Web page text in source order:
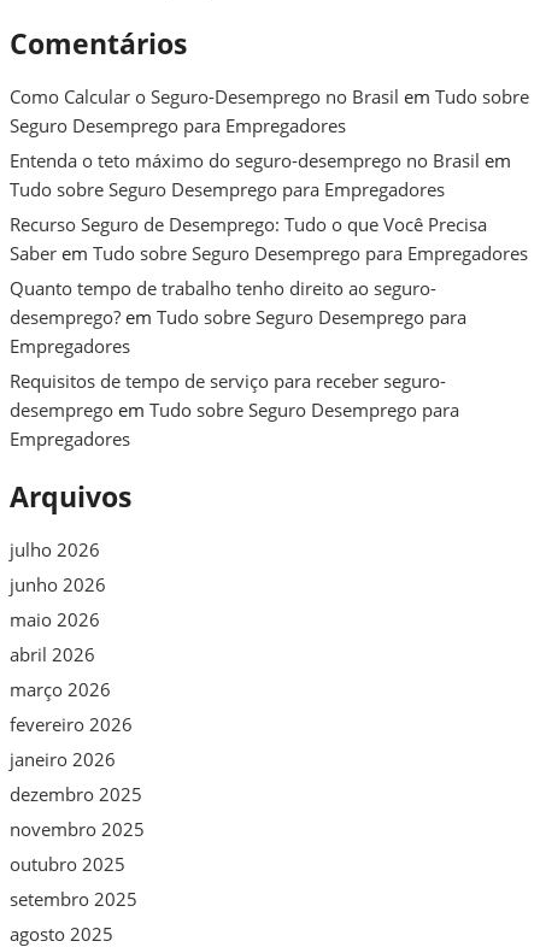
Comentários
Como Calcular o Seguro-Desemprego no Brasil em Tudo sobre
Seguro Desemprego para Empregadores
Entenda o teto máximo do seguro-desemprego no Brasil em
Tudo sobre Seguro Desemprego para Empregadores
Recurso Seguro de Desemprego: Tudo o que Você Precisa
Saber em Tudo sobre Seguro Desemprego para Empregadores
Quanto tempo de trabalho tenho direito ao seguro-
desemprego? em Tudo sobre Seguro Desemprego para
Empregadores
Requisitos de tempo de serviço para receber seguro-
desemprego em Tudo sobre Seguro Desemprego para
Empregadores
Arquivos
julho 2026
junho 2026
maio 2026
abril 2026
março 2026
fevereiro 2026
janeiro 2026
dezembro 2025
novembro 2025
outubro 2025
setembro 2025
agosto 2025